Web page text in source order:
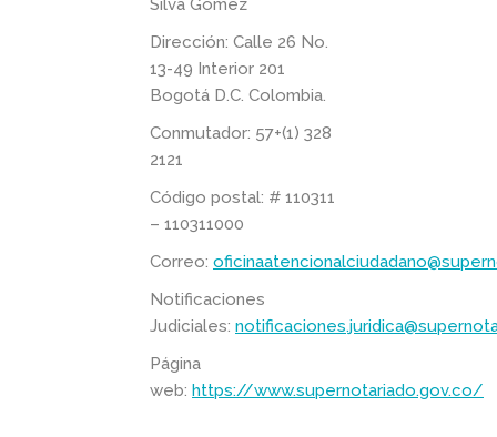
Silva Gómez
Dirección: Calle 26 No.
13-49 Interior 201
Bogotá D.C. Colombia.
Conmutador: 57+(1) 328
2121
Código postal: # 110311
– 110311000
Correo:
Notificaciones
Judiciales:
Página
web: https://www.supernotariado.gov.co/